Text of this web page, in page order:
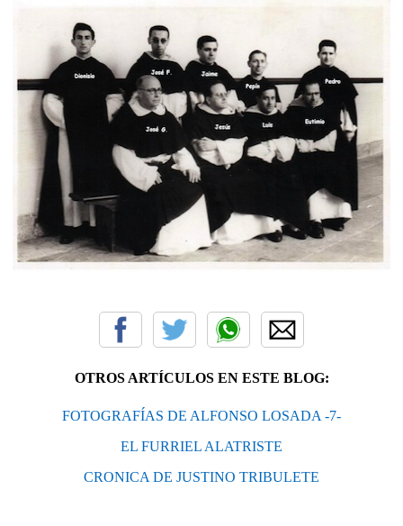
OTROS ARTÍCULOS EN ESTE BLOG:
FOTOGRAFÍAS DE ALFONSO LOSADA -7-
EL FURRIEL ALATRISTE
CRONICA DE JUSTINO TRIBULETE